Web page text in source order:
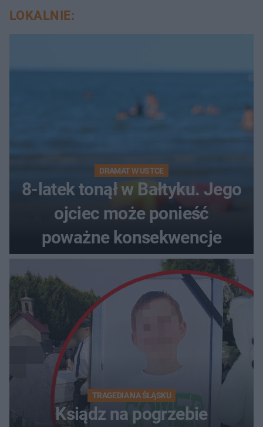
LOKALNIE:
DRAMAT W USTCE
8-latek tonął w Bałtyku. Jego
ojciec może ponieść
poważne konsekwencje
TRAGEDIA NA ŚLĄSKU
Ksiądz na pogrzebie